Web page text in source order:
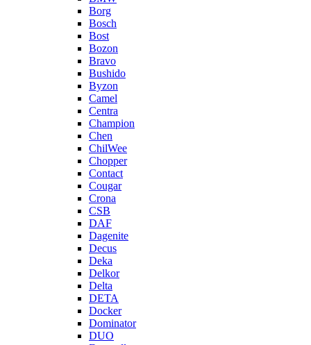
Borg
Bosch
Bost
Bozon
Bravo
Bushido
Byzon
Camel
Centra
Champion
Chen
ChilWee
Chopper
Contact
Cougar
Crona
CSB
DAF
Dagenite
Decus
Deka
Delkor
Delta
DETA
Docker
Dominator
DUO